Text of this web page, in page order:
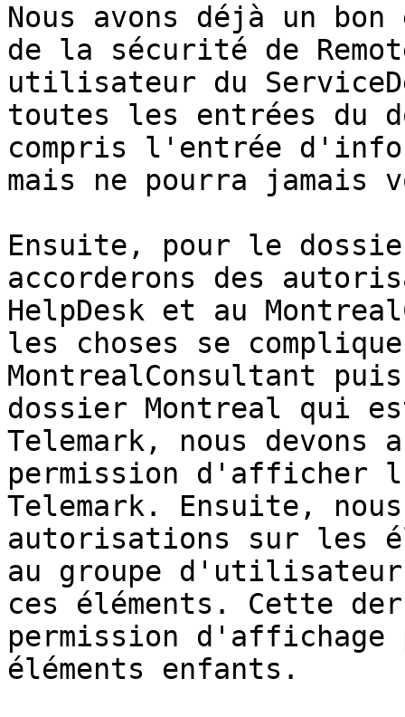
Nous avons déjà un
de la sécurité de
utilisateur du
toutes les entrées du
compris l'entrée
mais ne pourra jamais
Ensuite, pour le
accorderons des
HelpDesk et au
les choses se
MontrealConsultant
dossier Montreal qui
Telemark, nous
permission d'afficher
Telemark. Ensuite,
autorisations sur les
au groupe
ces éléments. Cette
permission
éléments enfants.